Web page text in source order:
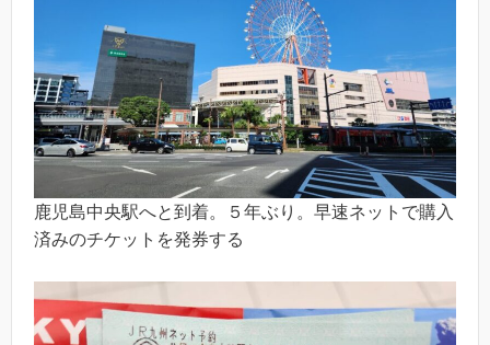
鹿児島中央駅へと到着。５年ぶり。早速ネットで購入
済みのチケットを発券する